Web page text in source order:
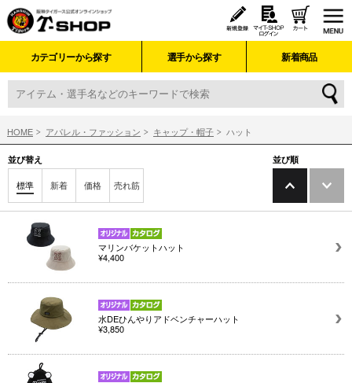
カテゴリーから探す 選手から探す 新着商品
HOME アパレル・ファッション キャップ・帽子 ハット
並び替え
標準 新着 価格 売れ筋
並び順
マリンバケットハット
¥4,400
水DEひんやりアドベンチャーハット
¥3,850